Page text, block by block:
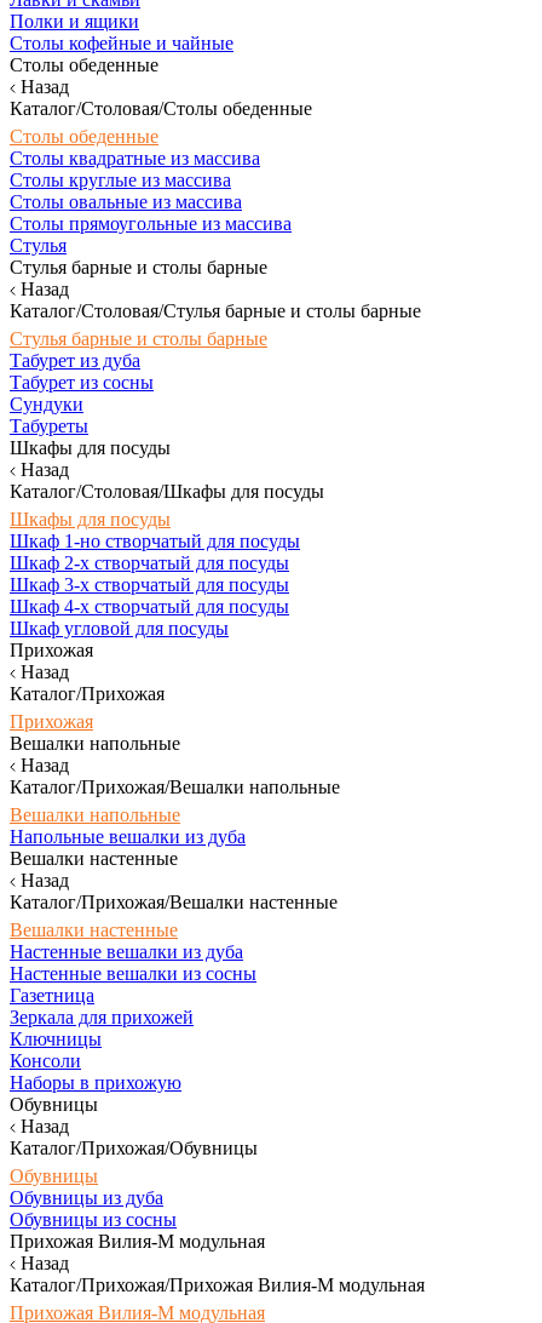
Полки и ящики
Столы кофейные и чайные
Столы обеденные
Назад
Каталог/Столовая/Столы обеденные
Столы обеденные
Столы квадратные из массива
Столы круглые из массива
Столы овальные из массива
Столы прямоугольные из массива
Стулья
Стулья барные и столы барные
Назад
Каталог/Столовая/Стулья барные и столы барные
Стулья барные и столы барные
Табурет из дуба
Табурет из сосны
Сундуки
Табуреты
Шкафы для посуды
Назад
Каталог/Столовая/Шкафы для посуды
Шкафы для посуды
Шкаф 1-но створчатый для посуды
Шкаф 2-х створчатый для посуды
Шкаф 3-х створчатый для посуды
Шкаф 4-х створчатый для посуды
Шкаф угловой для посуды
Прихожая
Назад
Каталог/Прихожая
Прихожая
Вешалки напольные
Назад
Каталог/Прихожая/Вешалки напольные
Вешалки напольные
Напольные вешалки из дуба
Вешалки настенные
Назад
Каталог/Прихожая/Вешалки настенные
Вешалки настенные
Настенные вешалки из дуба
Настенные вешалки из сосны
Газетница
Зеркала для прихожей
Ключницы
Консоли
Наборы в прихожую
Обувницы
Назад
Каталог/Прихожая/Обувницы
Обувницы
Обувницы из дуба
Обувницы из сосны
Прихожая Вилия-М модульная
Назад
Каталог/Прихожая/Прихожая Вилия-М модульная
Прихожая Вилия-М модульная